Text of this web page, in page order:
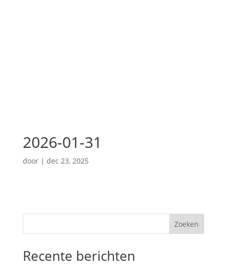
2026-01-31
door | dec 23, 2025
Zoeken
Recente berichten